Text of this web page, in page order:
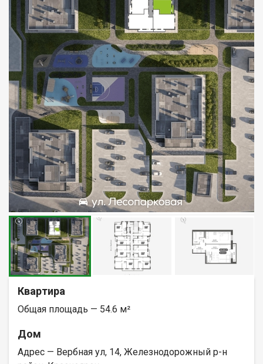
Квартира
Общая площадь — 54.6 м²
Дом
Адрес — Вербная ул, 14, Железнодорожный р-н